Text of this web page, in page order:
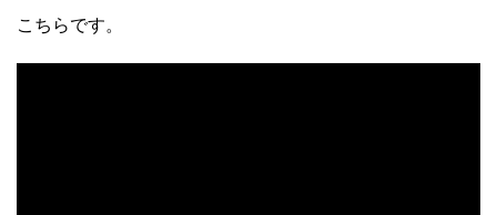
こちらです。